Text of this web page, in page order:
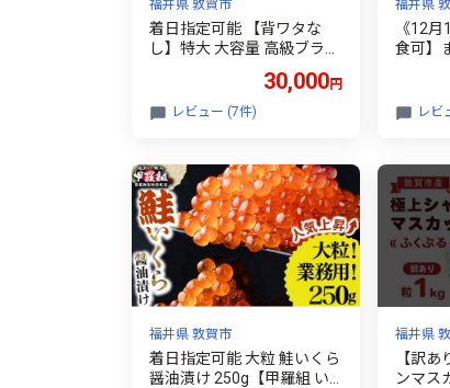
福井県 敦賀市
着日指定可能 【背ワタな
し】特大 大容量 高級ブラッ
び）約1kg (解凍時800g前
後) / 約40〜70尾 × 2セット
気 冷凍 使いやすい 時短 便
利 ランキング 感謝祭】[024
-a041_A20]
30,000円
レビュー (7件)
福井県
《12
食可】
× 2パ
01-レビ
福井県 敦賀市
着日指定可能 大粒 鮭いくら
醤油漬け 250g【甲羅組 い
福井県
【訳
ンマス